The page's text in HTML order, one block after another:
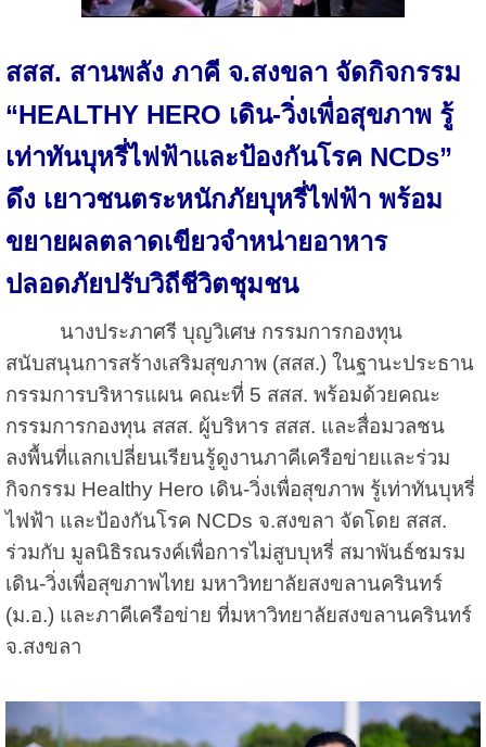
สสส. สานพลัง ภาคี จ.สงขลา จัดกิจกรรม
“HEALTHY HERO เดิน-วิ่งเพื่อสุขภาพ รู้
เท่าทันบุหรี่ไฟฟ้าและป้องกันโรค NCDs”
ดึง เยาวชนตระหนักภัยบุหรี่ไฟฟ้า พร้อม
ขยายผลตลาดเขียวจำหน่ายอาหาร
ปลอดภัยปรับวิถีชีวิตชุมชน
นางประภาศรี บุญวิเศษ กรรมการกองทุน
สนับสนุนการสร้างเสริมสุขภาพ (สสส.) ในฐานะประธาน
กรรมการบริหารแผน คณะที่ 5 สสส. พร้อมด้วยคณะ
กรรมการกองทุน สสส. ผู้บริหาร สสส. และสื่อมวลชน
ลงพื้นที่แลกเปลี่ยนเรียนรู้ดูงานภาคีเครือข่ายและร่วม
กิจกรรม Healthy Hero เดิน-วิ่งเพื่อสุขภาพ รู้เท่าทันบุหรี่
ไฟฟ้า และป้องกันโรค NCDs จ.สงขลา จัดโดย สสส.
ร่วมกับ มูลนิธิรณรงค์เพื่อการไม่สูบบุหรี่ สมาพันธ์ชมรม
เดิน-วิ่งเพื่อสุขภาพไทย มหาวิทยาลัยสงขลานครินทร์
(ม.อ.) และภาคีเครือข่าย ที่มหาวิทยาลัยสงขลานครินทร์
จ.สงขลา